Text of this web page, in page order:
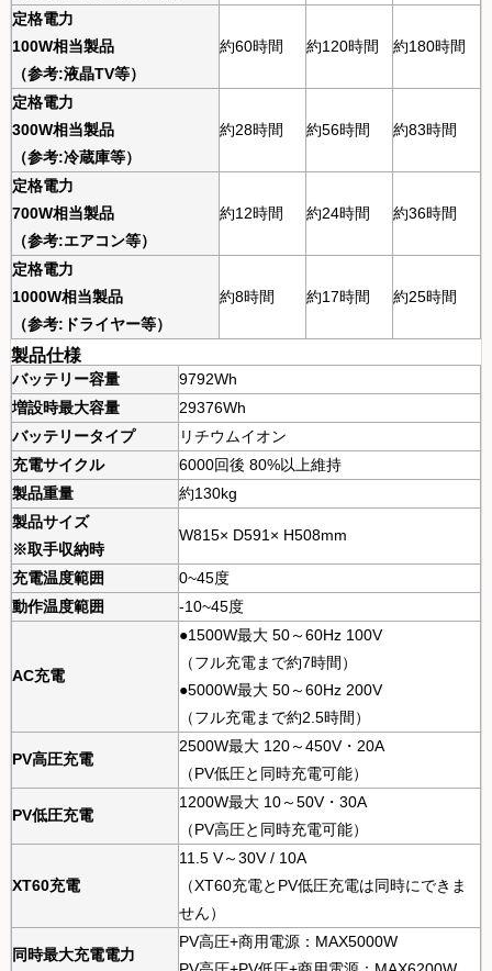
定格電力
100W相当製品
（参考:液晶TV等）
約60時間 約120時間 約180時間
定格電力
300W相当製品
（参考:冷蔵庫等）
約28時間 約56時間 約83時間
定格電力
700W相当製品
（参考:エアコン等）
約12時間 約24時間 約36時間
定格電力
1000W相当製品
（参考:ドライヤー等）
約8時間 約17時間 約25時間
製品仕様
バッテリー容量
9792Wh
増設時最大容量
29376Wh
バッテリータイプ
リチウムイオン
充電サイクル
6000回後 80%以上維持
製品重量
約130kg
製品サイズ
※取手収納時
W815× D591× H508mm
充電温度範囲
0~45度
動作温度範囲
-10~45度
AC充電
●1500W最大 50～60Hz 100V
（フル充電まで約7時間）
●5000W最大 50～60Hz 200V
（フル充電まで約2.5時間）
PV高圧充電
2500W最大 120～450V・20A
（PV低圧と同時充電可能）
PV低圧充電
1200W最大 10～50V・30A
（PV高圧と同時充電可能）
XT60充電
11.5 V～30V / 10A
（XT60充電とPV低圧充電は同時にできま
せん）
同時最大充電電力
PV高圧+商用電源：MAX5000W